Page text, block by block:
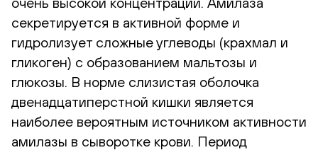
секретируется в активной форме и
гидролизует сложные углеводы (крахмал и
гликоген) с образованием мальтозы и
глюкозы. В норме слизистая оболочка
двенадцатиперстной кишки является
наиболее вероятным источником активности
амилазы в сыворотке крови. Период